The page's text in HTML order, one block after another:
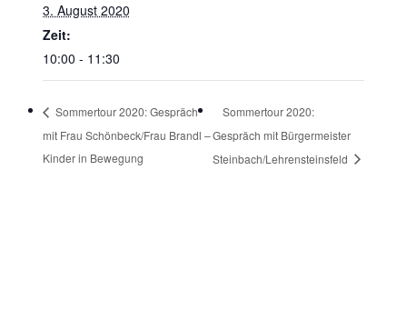
3. August 2020
Zeit:
10:00 - 11:30
Sommertour 2020: Gespräch
mit Frau Schönbeck/Frau Brandl –
Kinder in Bewegung
Sommertour 2020:
Gespräch mit Bürgermeister
Steinbach/Lehrensteinsfeld